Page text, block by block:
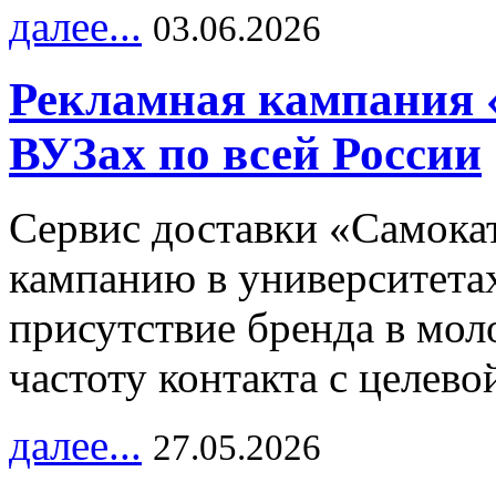
далее... 03.06.2026
Рекламная кампания
ВУЗах по всей России
Сервис доставки
кампанию в
присутствие бренда в
частоту контакта с
далее... 27.05.2026